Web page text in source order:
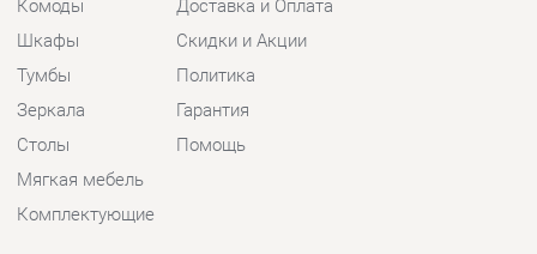
КОНТАКТЫ
Шоурум и склад самовывоза
Адрес: г. Екатеринбург, пер.
Базовый, 47
Телефон: +7 (903) 000-00-00